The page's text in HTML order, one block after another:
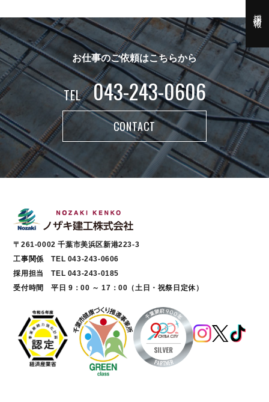
お仕事のご依頼はこちらから
TEL 043-243-0606
CONTACT
〒261-0002 千葉市美浜区新港223-3
工事関係 TEL 043-243-0606
採用担当 TEL 043-243-0185
受付時間 平日 9：00 ～ 17：00（土日・祝祭日定休）